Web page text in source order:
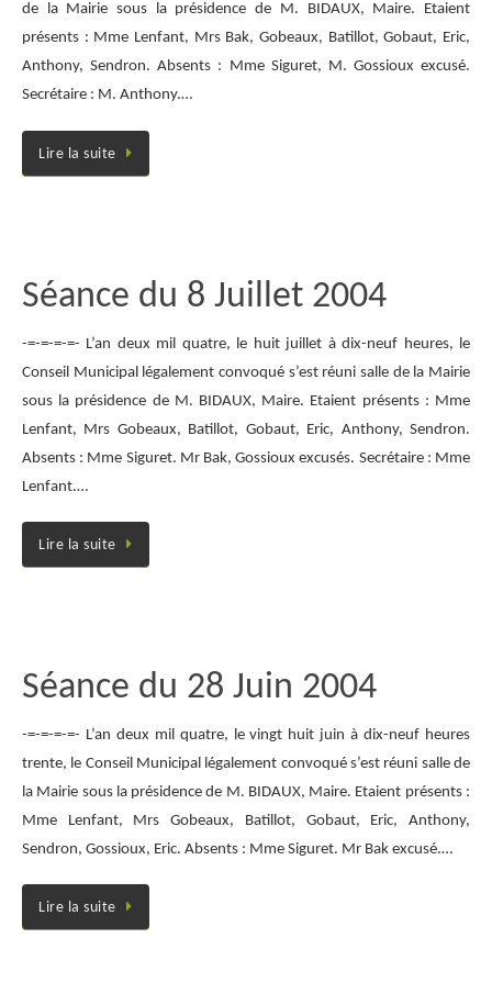
de la Mairie sous la présidence de M. BIDAUX, Maire. Etaient
présents : Mme Lenfant, Mrs Bak, Gobeaux, Batillot, Gobaut, Eric,
Anthony, Sendron. Absents : Mme Siguret, M. Gossioux excusé.
Secrétaire : M. Anthony.…
Lire la suite
Séance du 8 Juillet 2004
-=-=-=-=- L’an deux mil quatre, le huit juillet à dix-neuf heures, le
Conseil Municipal légalement convoqué s’est réuni salle de la Mairie
sous la présidence de M. BIDAUX, Maire. Etaient présents : Mme
Lenfant, Mrs Gobeaux, Batillot, Gobaut, Eric, Anthony, Sendron.
Absents : Mme Siguret. Mr Bak, Gossioux excusés. Secrétaire : Mme
Lenfant.…
Lire la suite
Séance du 28 Juin 2004
-=-=-=-=- L’an deux mil quatre, le vingt huit juin à dix-neuf heures
trente, le Conseil Municipal légalement convoqué s’est réuni salle de
la Mairie sous la présidence de M. BIDAUX, Maire. Etaient présents :
Mme Lenfant, Mrs Gobeaux, Batillot, Gobaut, Eric, Anthony,
Sendron, Gossioux, Eric. Absents : Mme Siguret. Mr Bak excusé.…
Lire la suite